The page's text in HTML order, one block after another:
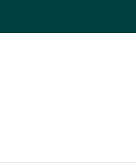
content